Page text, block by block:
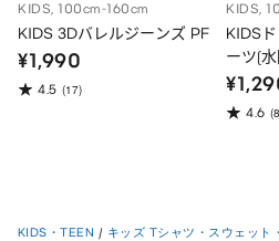
KIDS, 100cm-160cm
KIDS 3Dバレルジーンズ PF
¥1,990
4.5 (17)
KIDS,
KIDS
ーツ(
4.6
KIDS・TEEN / キッズ Tシャツ・スウェット